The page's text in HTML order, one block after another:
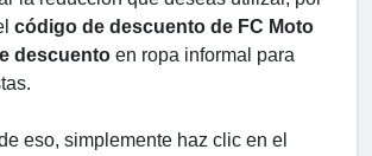
código de descuento de FC Moto
descuento en ropa informal para
eso, simplemente haz clic en el